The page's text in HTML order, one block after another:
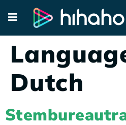
Dutch